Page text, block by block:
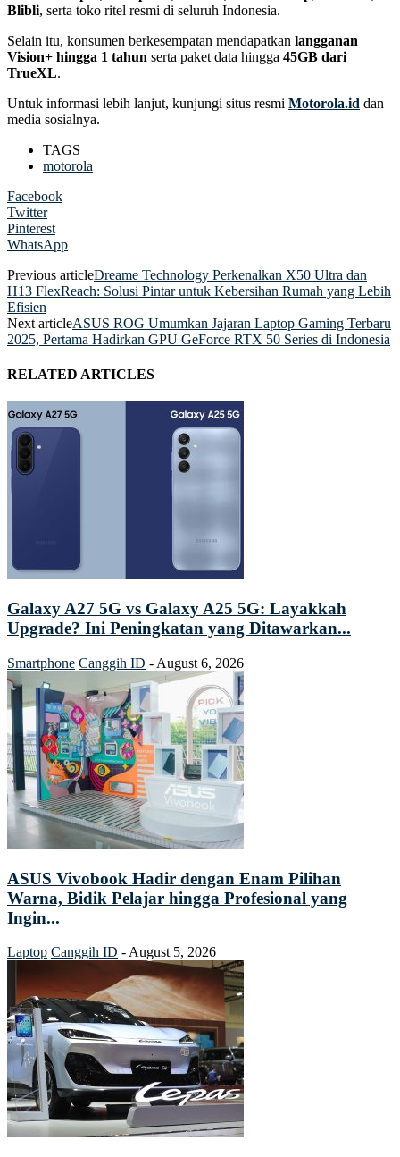
Blibli, serta toko ritel resmi di seluruh Indonesia.
Selain itu, konsumen berkesempatan mendapatkan langganan
Vision+ hingga 1 tahun serta paket data hingga 45GB dari
TrueXL.
Untuk informasi lebih lanjut, kunjungi situs resmi Motorola.id dan
media sosialnya.
TAGS
motorola
Facebook
Twitter
Pinterest
WhatsApp
Previous articleDreame Technology Perkenalkan X50 Ultra dan
H13 FlexReach: Solusi Pintar untuk Kebersihan Rumah yang Lebih
Efisien
Next articleASUS ROG Umumkan Jajaran Laptop Gaming Terbaru
2025, Pertama Hadirkan GPU GeForce RTX 50 Series di Indonesia
RELATED ARTICLES
Galaxy A27 5G vs Galaxy A25 5G: Layakkah
Upgrade? Ini Peningkatan yang Ditawarkan...
Smartphone Canggih ID - August 6, 2026
ASUS Vivobook Hadir dengan Enam Pilihan
Warna, Bidik Pelajar hingga Profesional yang
Ingin...
Laptop Canggih ID - August 5, 2026